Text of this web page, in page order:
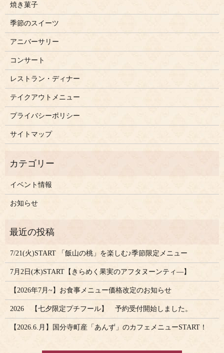
焼き菓子
季節のスイーツ
アニバーサリー
コンサート
レストラン・ディナー
テイクアウトメニュー
プライバシーポリシー
サイトマップ
イベント情報
お知らせ
7/21(火)START 「飯山の桃」を楽しむ♪季節限定メニュー
7月2日(木)START【きらめく果実のアフタヌーンティ―】
【2026年7月~】お食事メニュー価格改定のお知らせ
2026 【七夕限定プチフール】 予約受付開始しました。
【2026.6.月】国分寺町産「あんず」のカフェメニューSTART！